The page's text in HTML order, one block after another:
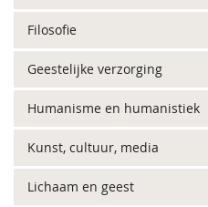
Filosofie
Geestelijke verzorging
Humanisme en humanistiek
Kunst, cultuur, media
Lichaam en geest